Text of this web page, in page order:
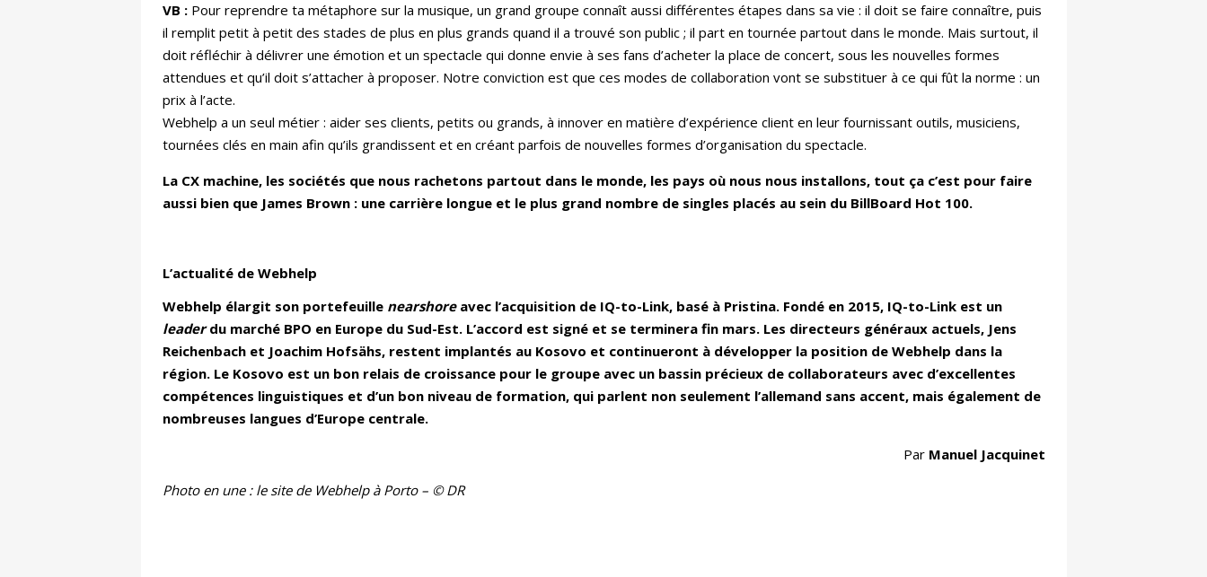
VB : Pour reprendre ta métaphore sur la musique, un grand groupe connaît aussi différentes étapes dans sa vie : il doit se faire connaître, puis
il remplit petit à petit des stades de plus en plus grands quand il a trouvé son public ; il part en tournée partout dans le monde. Mais surtout, il
doit réfléchir à délivrer une émotion et un spectacle qui donne envie à ses fans d’acheter la place de concert, sous les nouvelles formes
attendues et qu’il doit s’attacher à proposer. Notre conviction est que ces modes de collaboration vont se substituer à ce qui fût la norme : un
prix à l’acte.
Webhelp a un seul métier : aider ses clients, petits ou grands, à innover en matière d’expérience client en leur fournissant outils, musiciens,
tournées clés en main afin qu’ils grandissent et en créant parfois de nouvelles formes d’organisation du spectacle.
La CX machine, les sociétés que nous rachetons partout dans le monde, les pays où nous nous installons, tout ça c’est pour faire
aussi bien que James Brown : une carrière longue et le plus grand nombre de singles placés au sein du BillBoard Hot 100.
L’actualité de Webhelp
Webhelp élargit son portefeuille nearshoreavec l’acquisition de IQ-to-Link, basé à Pristina. Fondé en 2015, IQ-to-Link est un
leaderdu marché BPO en Europe du Sud-Est. L’accord est signé et se terminera fin mars. Les directeurs généraux actuels, Jens
Reichenbach et Joachim Hofsähs, restent implantés au Kosovo et continueront à développer la position de Webhelp dans la
région. Le Kosovo est un bon relais de croissance pour le groupe avec un bassin précieux de collaborateurs avec d’excellentes
compétences linguistiques et d’un bon niveau de formation, qui parlent non seulement l’allemand sans accent, mais également de
nombreuses langues d’Europe centrale.
Par Manuel Jacquinet
Photo en une : le site de Webhelp à Porto – © DR